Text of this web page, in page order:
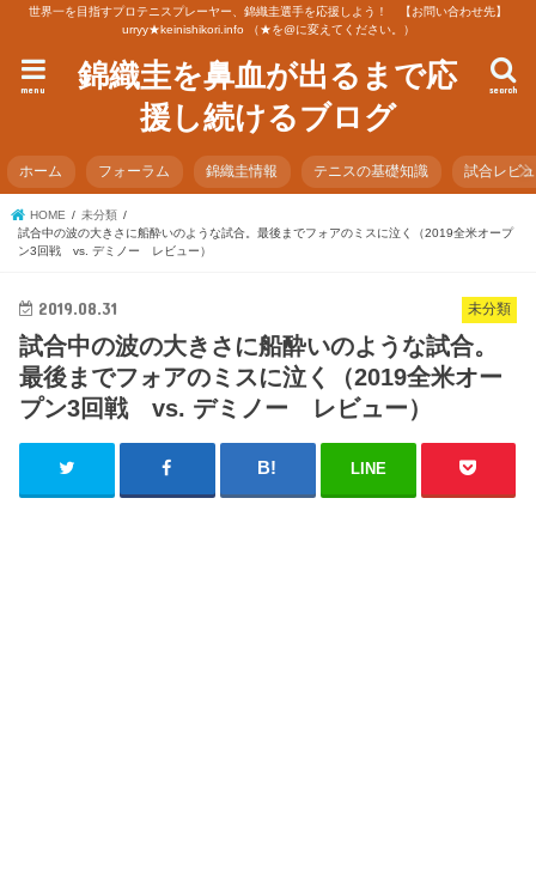
世界一を目指すプロテニスプレーヤー、錦織圭選手を応援しよう！ 【お問い合わせ先】
urryy★keinishikori.info （★を@に変えてください。）
錦織圭を鼻血が出るまで応
援し続けるブログ
search
menu
ホーム フォーラム 錦織圭情報 テニスの基礎知識 試合レビ
HOME
未分類
試合中の波の大きさに船酔いのような試合。最後までフォアのミスに泣く（2019全米オープ
ン3回戦 vs. デミノー レビュー）
未分類
2019.08.31
試合中の波の大きさに船酔いのような試合。
最後までフォアのミスに泣く（2019全米オー
プン3回戦 vs. デミノー レビュー）
LINE